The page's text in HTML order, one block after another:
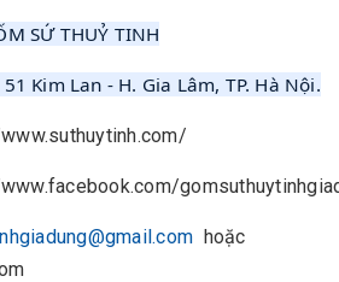
SỨ THUỶ TINH
Kim Lan - H. Gia Lâm, TP. Hà Nội.